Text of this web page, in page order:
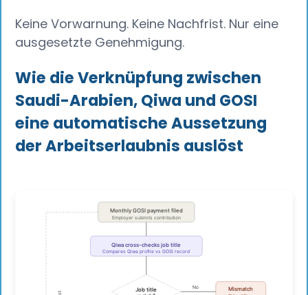
Keine Vorwarnung. Keine Nachfrist. Nur eine
ausgesetzte Genehmigung.
Wie die Verknüpfung zwischen
Saudi-Arabien, Qiwa und GOSI
eine automatische Aussetzung
der Arbeitserlaubnis auslöst